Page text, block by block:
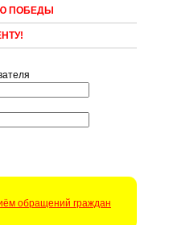
ПОБЕДЫ
обращений граждан